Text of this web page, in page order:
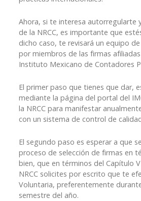
Ahora, si te interesa autorregularte
de la NRCC, es importante que
dicho caso, te revisará un equipo
por miembros de las firmas
Instituto Mexicano de Contadores
El primer paso que tienes que dar,
mediante la página del portal del
la NRCC para manifestar
con un sistema de control de
El segundo paso es esperar a que
proceso de selección de firmas en
bien, que en términos del Capítulo
NRCC solicites por escrito que te
Voluntaria, preferentemente
semestre del año.